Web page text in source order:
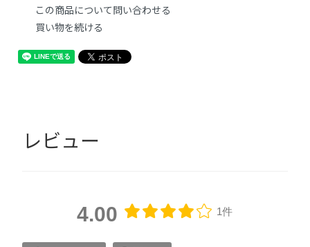
この商品について問い合わせる
買い物を続ける
レビュー
4.00 1件